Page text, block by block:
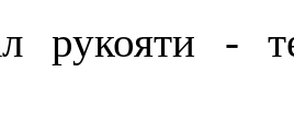
рукояти -